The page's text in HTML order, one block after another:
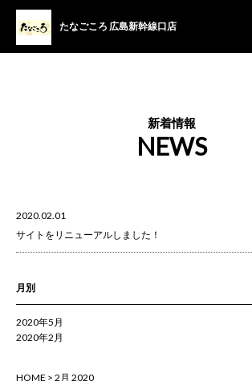
たなごころ 広島新幹線口店
新着情報
NEWS
2020.02.01
サイトをリニューアルしました！
月別
2020年5月
2020年2月
HOME > 2月 2020